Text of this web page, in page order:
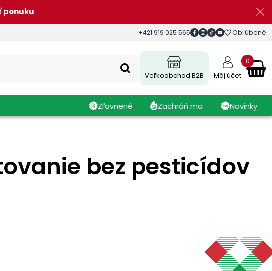
ponuku
+421 919 025 565 Obľúbené
Veľkoobchod B2B Môj účet
0
Zľavnené Zachráň ma Novinky
bez pesticídov